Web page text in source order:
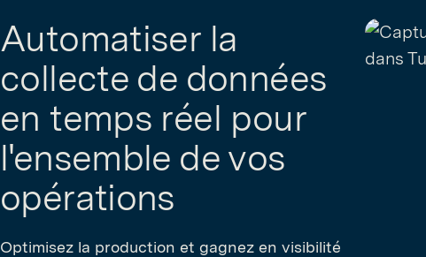
Automatiser la
collecte de données
en temps réel pour
l'ensemble de vos
opérations
Optimisez la production et gagnez en visibilité